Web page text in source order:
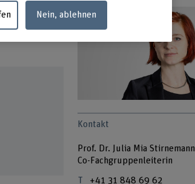
Kontakt
Prof. Dr. Julia Mia Stirnemann
Co-Fachgruppenleiterin
+41 31 848 69 62
Nein, ablehnen